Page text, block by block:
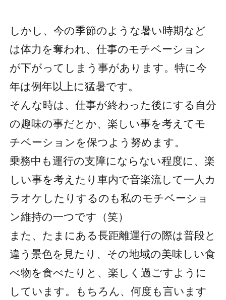
しかし、今の季節のような暑い時期など
は体力を奪われ、仕事のモチベーション
が下がってしまう事があります。特に今
年は例年以上に猛暑です。
そんな時は、仕事が終わった後にする自分
の趣味の事だとか、楽しい事を考えてモ
チベーションを保つよう努めます。
乗務中も運行の支障にならない程度に、楽
しい事を考えたり車内で音楽流して一人カ
ラオケしたりするのも私のモチベーショ
ン維持の一つです（笑）
また、たまにある長距離運行の際は普段と
違う景色を見たり、その地域の美味しい食
べ物を食べたりと、楽しく過ごすように
しています。もちろん、何度も言います